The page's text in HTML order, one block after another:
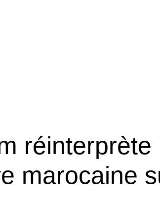
réinterprète
marocaine